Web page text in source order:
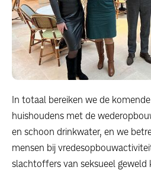
In totaal bereiken we de
huishoudens met de
en schoon drinkwater, en we
mensen bij
slachtoffers van seksueel geweld